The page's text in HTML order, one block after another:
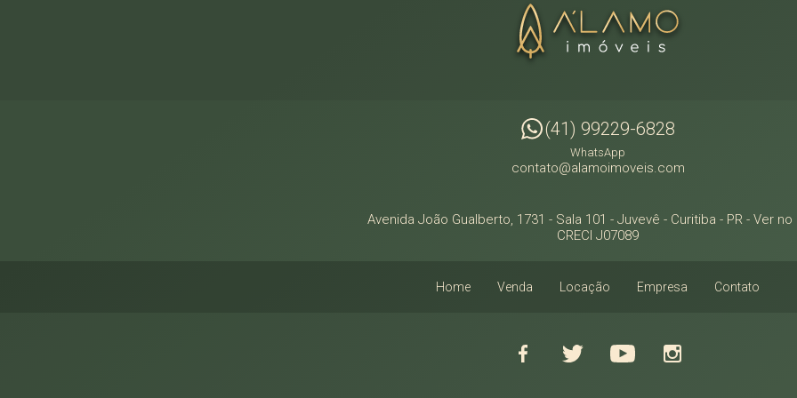
(41) 99229-6828
WhatsApp
contato@alamoimoveis.com
Avenida João Gualberto, 1731 - Sala 101 - Juvevê - Curitiba - PR- Ver no
CRECI J07089
Home Venda Locação Empresa Contato